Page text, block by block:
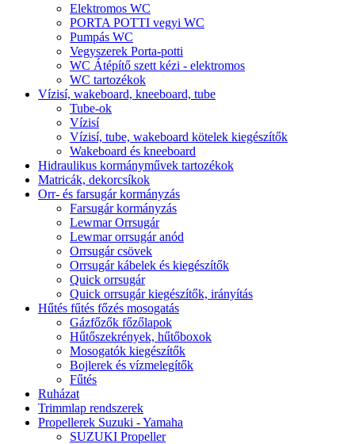
Elektromos WC
PORTA POTTI vegyi WC
Pumpás WC
Vegyszerek Porta-potti
WC Átépítő szett kézi - elektromos
WC tartozékok
Vízisí, wakeboard, kneeboard, tube
Tube-ok
Vízisí
Vízisí, tube, wakeboard kötelek kiegészítők
Wakeboard és kneeboard
Hidraulikus kormányművek tartozékok
Matricák, dekorcsíkok
Orr- és farsugár kormányzás
Farsugár kormányzás
Lewmar Orrsugár
Lewmar orrsugár anód
Orrsugár csövek
Orrsugár kábelek és kiegészítők
Quick orrsugár
Quick orrsugár kiegészítők, irányítás
Hűtés fűtés főzés mosogatás
Gázfőzők főzőlapok
Hűtőszekrények, hűtőboxok
Mosogatók kiegészítők
Bojlerek és vízmelegítők
Fűtés
Ruházat
Trimmlap rendszerek
Propellerek Suzuki - Yamaha
SUZUKI Propeller